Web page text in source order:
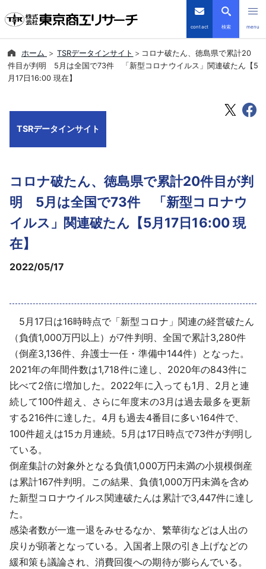
contact 検索 menu
倒産・注目企業情報
TSR-PLUS
会社案内
商品・サービス
English
ホーム TSRデータインサイト
コロナ破たん、徳島県で累計20
件目が判明 5月は全国で73件 「新型コロナウイルス」関連破たん【5
月17日16:00 現在】
TSRデータインサイト
コロナ破たん、徳島県で累計20件目が判
明 5月は全国で73件 「新型コロナウ
イルス」関連破たん【5月17日16:00 現
在】
2022/05/17
5月17日は16時時点で「新型コロナ」関連の経営破たん
（負債1,000万円以上）が7件判明、全国で累計3,280件
（倒産3,136件、弁護士一任・準備中144件）となった。
2021年の年間件数は1,718件に達し、2020年の843件に
比べて2倍に増加した。2022年に入っても1月、2月と連
続して100件超え、さらに年度末の3月は過去最多を更新
する216件に達した。4月も過去4番目に多い164件で、
100件超えは15カ月連続。5月は17日時点で73件が判明し
ている。
倒産集計の対象外となる負債1,000万円未満の小規模倒産
は累計167件判明。この結果、負債1,000万円未満を含め
た新型コロナウイルス関連破たんは累計で3,447件に達し
た。
感染者数が一進一退をみせるなか、繁華街などは人出の
戻りが顕著となっている。入国者上限の引き上げなどの
緩和策も議論され、消費回復への期待が膨らんでいる。